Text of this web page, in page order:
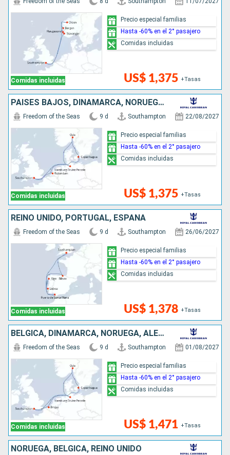
Comidas incluidas US$ 1,375 +Tasas
Precio especial familias
Hasta -60% en el 2° pasajero
Comidas incluidas
PAISES BAJOS, DINAMARCA, NORUEGA, ALEMANIA, REINO UNIDO
Comidas incluidas
Freedom of the Seas 9 d Southampton 22/08/2027
US$ 1,375 +Tasas
Precio especial familias
Hasta -60% en el 2° pasajero
Comidas incluidas
REINO UNIDO, PORTUGAL, ESPAÑA
Comidas incluidas
Freedom of the Seas 9 d Southampton 26/06/2027
US$ 1,378 +Tasas
Precio especial familias
Hasta -60% en el 2° pasajero
Comidas incluidas
BÉLGICA, DINAMARCA, NORUEGA, ALEMANIA, REINO UNIDO
Comidas incluidas
Freedom of the Seas 9 d Southampton 01/08/2027
US$ 1,471 +Tasas
Precio especial familias
Hasta -60% en el 2° pasajero
Comidas incluidas
NORUEGA, BÉLGICA, REINO UNIDO